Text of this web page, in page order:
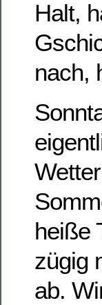
Halt,
nach,
heiße
zügig
ab.